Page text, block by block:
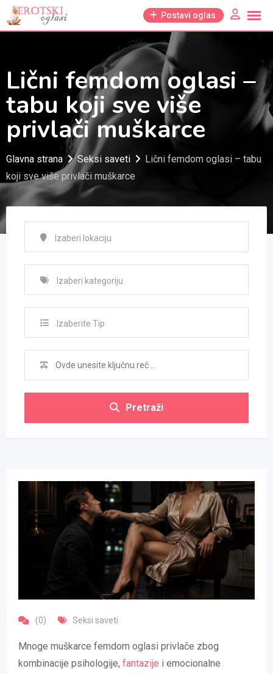
Skip
to
Postavi oglas
Lični femdom oglasi –
tabu koji sve više
privlači muškarce
Glavna strana Seksi saveti
Lični femdom oglasi – tabu
koji sve više privlači muškarce
Izaberite Tip
Pretraži
(0) Seksi saveti
Mnoge muškarce femdom oglasi privlače zbog
kombinacije psihologije, fantazije i emocionalne